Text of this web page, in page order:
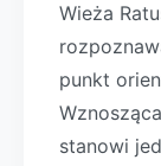
Wieża
punkt
stanowi